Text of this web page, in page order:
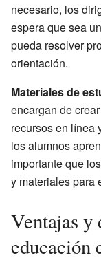
necesario, los
espera que sea
pueda resolver
orientación.
Materiales de
encargan de
recursos en línea
los alumnos
importante que
y materiales para
Ventajas y
educación